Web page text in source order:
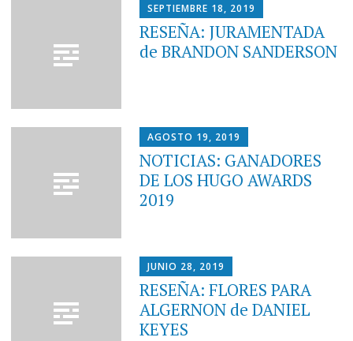
SEPTIEMBRE 18, 2019
RESEÑA: JURAMENTADA
de BRANDON SANDERSON
AGOSTO 19, 2019
NOTICIAS: GANADORES
DE LOS HUGO AWARDS
2019
JUNIO 28, 2019
RESEÑA: FLORES PARA
ALGERNON de DANIEL
KEYES